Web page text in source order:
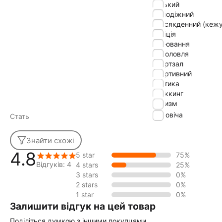
міський
молодіжний
повсякденний
поліція
полювання
риболовля
спортзал
спортивний
тактика
треккинг
туризм
Стать
Чоловіча
Знайти схожі
4.8Відгуків: 4
5 star
75%
4 stars
25%
3 stars
0%
2 stars
0%
1 star
0%
Залишити відгук на цей товар